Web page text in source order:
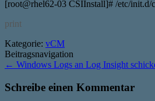
[root@rhel62-03 CSIInstall]# /etc/init.d/
print
Kategorie: vCM
Beitragsnavigation
← Windows Logs an Log Insight
Schreibe einen Kommentar